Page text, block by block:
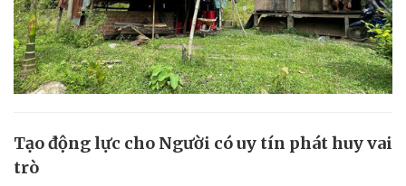
Tạo động lực cho Người có uy tín phát huy vai
trò